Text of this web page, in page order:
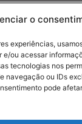
o
experiências,
e/ou acessar
tecnologias nos
navegação ou IDs
pode
Garibaldi – RS